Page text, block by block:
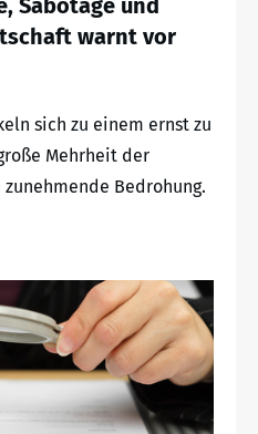
warnt vor
sich zu einem ernst zu
Mehrheit der
Bedrohung.